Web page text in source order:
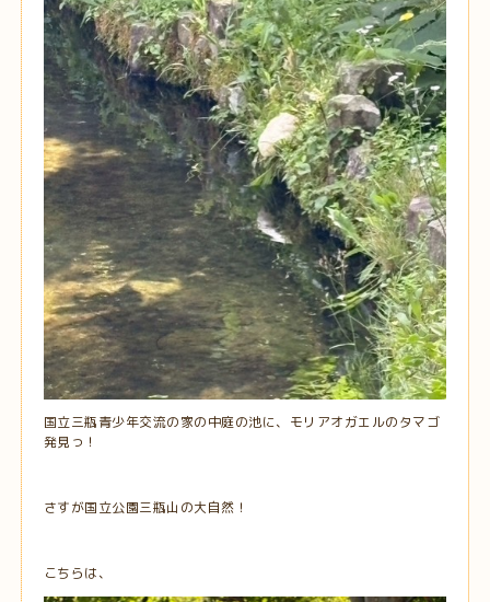
国立三瓶青少年交流の家の中庭の池に、モリアオガエルのタマゴ
発見っ！
さすが国立公園三瓶山の大自然！
こちらは、